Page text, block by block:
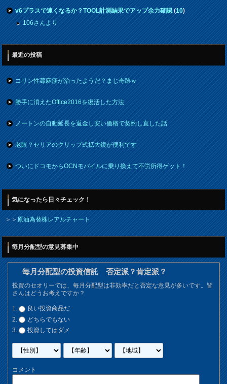
v6プラスで速くなるか？TOOL計測結果でアップ余力確認(10)
106さんより
最近の投稿
コリン性蕁麻疹が治ったようだ？まじ奇跡ｗ
勝手に消えたOffice2016を復活した方法
ノートンの自動延長を返金し安い価格で契約し直した話
老眼？セリアのクリップ式拡大鏡が便利です
ついにドコモからOCNモバイルに乗り換えて不労所得ゲット！
気になったら日々チェック！
＞＞原油為替株レアルチャート
毎月分配型の意見募集中
毎月分配型の投資信託 否定派？肯定派？
投資のセオリーでは、毎月分配型は非効率だと否定な意見が多いです。皆
さんはどうお考えですか？
良い投資商品だ
どちらでもない
投資してはダメ
コメント